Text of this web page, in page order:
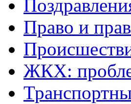
Право и
ЖКХ: